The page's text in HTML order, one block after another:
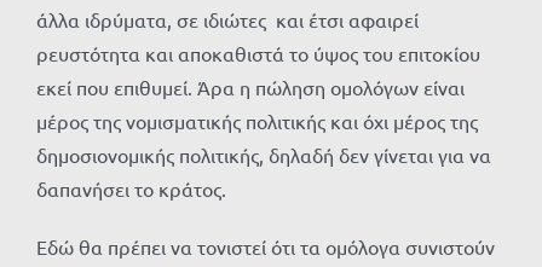
άλλα ιδρύματα, σε ιδιώτες και έτσι αφαιρεί
ρευστότητα και αποκαθιστά το ύψος του επιτοκίου
εκεί που επιθυμεί. Άρα η πώληση ομολόγων είναι
μέρος της νομισματικής πολιτικής και όχι μέρος της
δημοσιονομικής πολιτικής, δηλαδή δεν γίνεται για να
δαπανήσει το κράτος.
Εδώ θα πρέπει να τονιστεί ότι τα ομόλογα συνιστούν